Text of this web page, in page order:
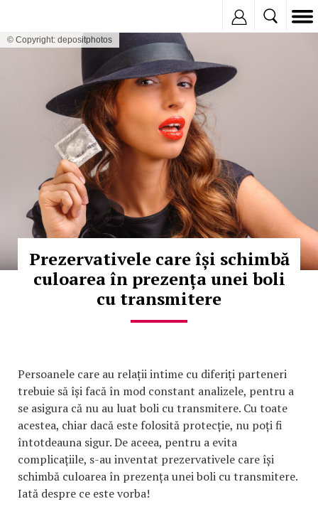
© Copyright: depositphotos
Prezervativele care își schimbă
culoarea în prezența unei boli
cu transmitere
Persoanele care au relații intime cu diferiți parteneri
trebuie să își facă în mod constant analizele, pentru a
se asigura că nu au luat boli cu transmitere. Cu toate
acestea, chiar dacă este folosită protecție, nu poți fi
întotdeauna sigur. De aceea, pentru a evita
complicațiile, s-au inventat prezervativele care își
schimbă culoarea în prezența unei boli cu transmitere.
Iată despre ce este vorba!